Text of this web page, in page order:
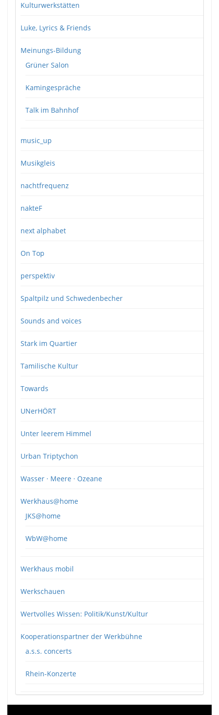
Kulturwerkstätten
Luke, Lyrics & Friends
Meinungs-Bildung
Grüner Salon
Kamingespräche
Talk im Bahnhof
music_up
Musikgleis
nachtfrequenz
nakteF
next alphabet
On Top
perspektiv
Spaltpilz und Schwedenbecher
Sounds and voices
Stark im Quartier
Tamilische Kultur
Towards
UNerHÖRT
Unter leerem Himmel
Urban Triptychon
Wasser · Meere · Ozeane
Werkhaus@home
JKS@home
WbW@home
Werkhaus mobil
Werkschauen
Wertvolles Wissen: Politik/Kunst/Kultur
Kooperationspartner der Werkbühne
a.s.s. concerts
Rhein-Konzerte